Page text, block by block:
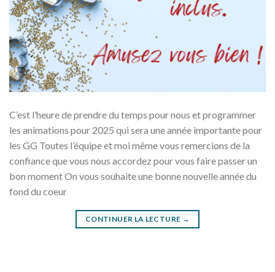
C’est l’heure de prendre du temps pour nous et programmer
les animations pour 2025 qui sera une année importante pour
les GG Toutes l’équipe et moi même vous remercions de la
confiance que vous nous accordez pour vous faire passer un
bon moment On vous souhaite une bonne nouvelle année du
fond du coeur
CONTINUER LA LECTURE →